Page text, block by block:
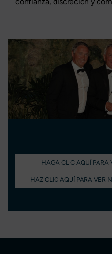
HAGA CLIC AQUÍ PARA
HAZ CLIC AQUÍ PARA VER